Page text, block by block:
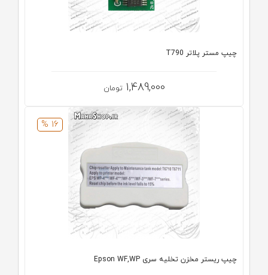
چیپ مستر پلاتر T790
1,489,000 تومان
16 %
چیپ ریستر مخزن تخلیه سری Epson WF,WP